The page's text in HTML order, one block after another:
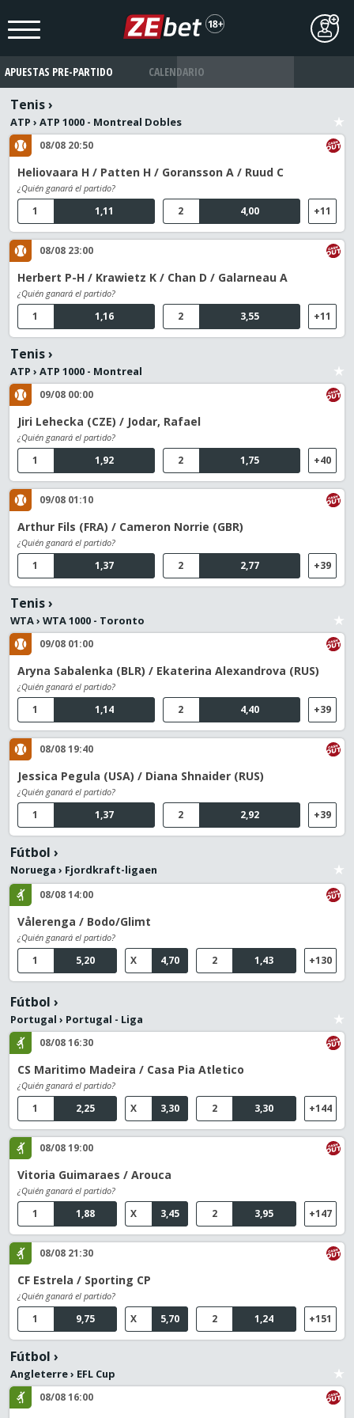
APUESTAS PRE-PARTIDO CALENDARIO
Tenis›
ATP › ATP 1000 - Montreal Dobles
08/08 20:50
Heliovaara H / Patten H / Goransson A / Ruud C
¿Quién ganará el partido?
1,11
1 4,00
2 +11
08/08 23:00
Herbert P-H / Krawietz K / Chan D / Galarneau A
¿Quién ganará el partido?
1,16
1 3,55
2 +11
Tenis›
ATP › ATP 1000 - Montreal
09/08 00:00
Jiri Lehecka (CZE) / Jodar, Rafael
¿Quién ganará el partido?
1,92
1 1,75
2 +40
09/08 01:10
Arthur Fils (FRA) / Cameron Norrie (GBR)
¿Quién ganará el partido?
1,37
1 2,77
2 +39
Tenis›
WTA› WTA 1000 - Toronto
09/08 01:00
Aryna Sabalenka (BLR) / Ekaterina Alexandrova (RUS)
¿Quién ganará el partido?
1,14
1 4,40
2 +39
08/08 19:40
Jessica Pegula (USA) / Diana Shnaider (RUS)
¿Quién ganará el partido?
1,37
1 2,92
2 +39
Fútbol ›
Noruega › Fjordkraft-ligaen
08/08 14:00
Vålerenga / Bodo/Glimt
¿Quién ganará el partido?
5,20
1 4,70
X 1,43
2 +130
Fútbol ›
Portugal › Portugal - Liga
08/08 16:30
CS Maritimo Madeira / Casa Pia Atletico
¿Quién ganará el partido?
2,25
1 3,30
X 3,30
2 +144
08/08 19:00
Vitoria Guimaraes / Arouca
¿Quién ganará el partido?
1,88
1 3,45
X 3,95
2 +147
08/08 21:30
CF Estrela / Sporting CP
¿Quién ganará el partido?
9,75
1 5,70
X 1,24
2 +151
Fútbol ›
Angleterre› EFL Cup
08/08 16:00